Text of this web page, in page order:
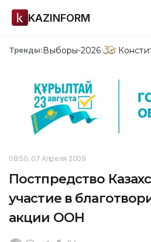
KAZINFORM
Тренды:Выборы-2026
08:50, 07 Апреля 2009
Постпредство
участие в
акции ООН